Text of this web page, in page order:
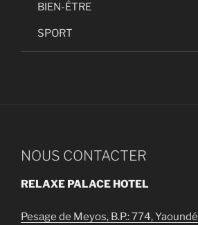
BIEN-ÊTRE
SPORT
NOUS CONTACTER
RELAXE PALACE HOTEL
Pesage de Meyos, B.P.: 774, Yaoundé